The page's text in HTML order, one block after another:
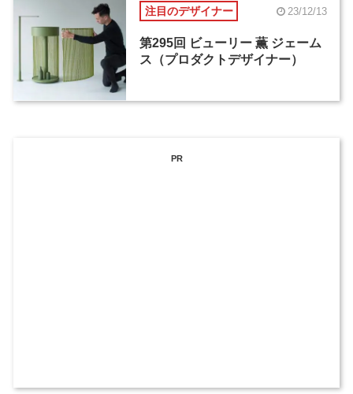
注目のデザイナー 23/12/13
第295回 ビューリー 薫 ジェーム
ス（プロダクトデザイナー）
PR